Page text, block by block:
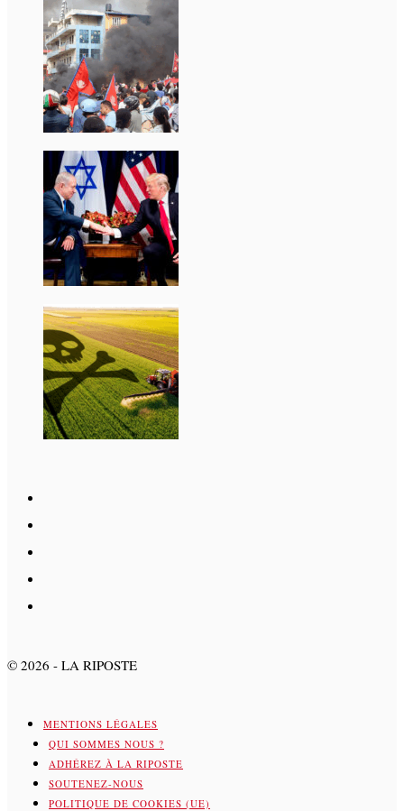
© 2026 - LA RIPOSTE
MENTIONS LÉGALES
QUI SOMMES NOUS ?
ADHÉREZ À LA RIPOSTE
SOUTENEZ-NOUS
POLITIQUE DE COOKIES (UE)